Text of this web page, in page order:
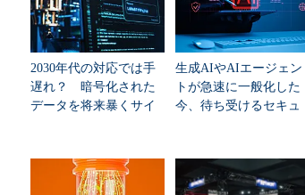
2030年代の対応では手
遅れ？ 暗号化された
データを将来暴くサイ
生成AIやAIエージェン
トが急速に一般化した
今、待ち受けるセキュ